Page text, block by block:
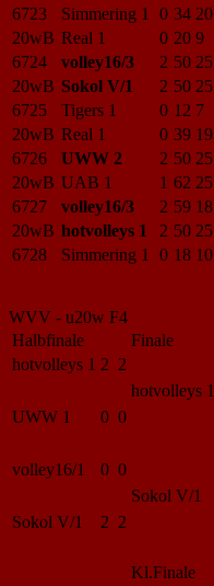
6723
Simmering 1 0 34 20
20wB Real 1 0 20 9
6724
volley16/3 2 50 25
20wB Sokol V/1 2 50 25
6725
Tigers 1 0 12 7
20wB Real 1 0 39 19
6726
UWW 2 2 50 25
20wB UAB 1 1 62 25
6727
volley16/3 2 59 18
20wB hotvolleys 1 2 50 25
6728
Simmering 1 0 18 10
WVV - u20w F4
Halbfinale
Finale
hotvolleys 1 2 2
hotvolleys 1
UWW 1
0 0
volley16/1
0 0
Sokol V/1
Sokol V/1
2 2
Kl.Finale